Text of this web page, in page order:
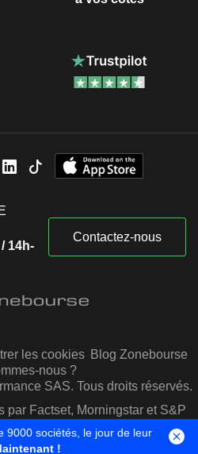
14h-
Contactez-nous
les cookies Blog Zonebourse
nous ?
SAS. Tous droits réservés.
par Factset, Morningstar et S&P
IQ
9000 sociétés, le jour de leur
!